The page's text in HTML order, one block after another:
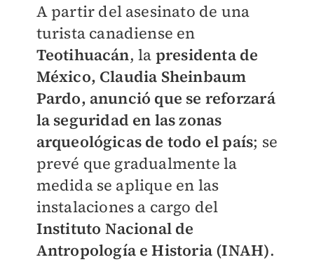
A partir del asesinato de una
turista canadiense en
Teotihuacán, la presidenta de
México, Claudia Sheinbaum
Pardo, anunció que se reforzará
la seguridad en las zonas
arqueológicas de todo el país; se
prevé que gradualmente la
medida se aplique en las
instalaciones a cargo del
Instituto Nacional de
Antropología e Historia (INAH).